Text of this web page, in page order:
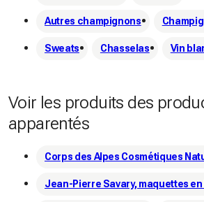
Autres champignons
Sweats Chasselas Vin
Voir les produits des
apparentés
Corps des Alpes Cosmétiques
Jean-Pierre Savary, maquettes en